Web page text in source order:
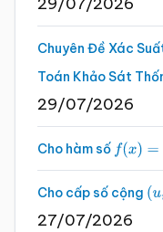
Chuyên Đề Xác
Toán Khảo Sát
29/07/2026
Cho hàm số f(x)=(
Cho cấp số cộng (u
27/07/2026